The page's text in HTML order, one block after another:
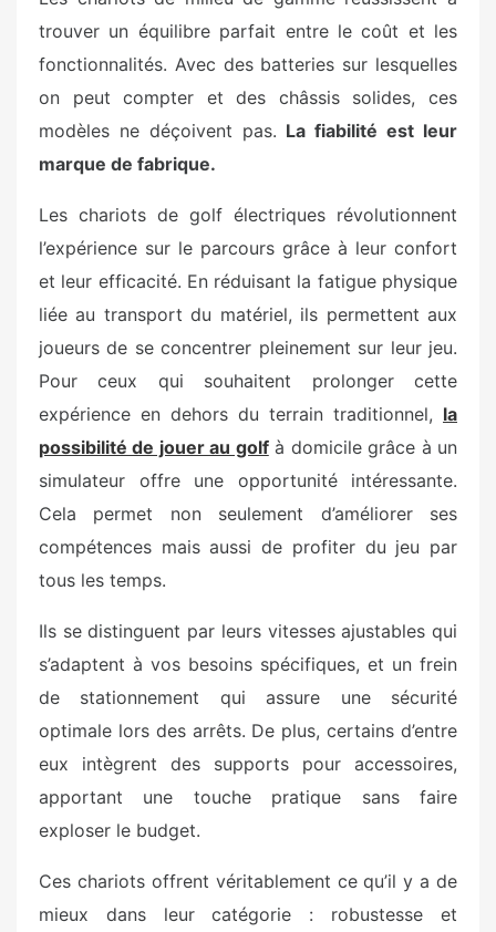
trouver un équilibre parfait entre le coût et les
fonctionnalités. Avec des batteries sur lesquelles
on peut compter et des châssis solides, ces
modèles ne déçoivent pas. La fiabilité est leur
marque de fabrique.
Les chariots de golf électriques révolutionnent
l’expérience sur le parcours grâce à leur confort
et leur efficacité. En réduisant la fatigue physique
liée au transport du matériel, ils permettent aux
joueurs de se concentrer pleinement sur leur jeu.
Pour ceux qui souhaitent prolonger cette
expérience en dehors du terrain traditionnel, la
possibilité de jouer au golfà domicile grâce à un
simulateur offre une opportunité intéressante.
Cela permet non seulement d’améliorer ses
compétences mais aussi de profiter du jeu par
tous les temps.
Ils se distinguent par leurs vitesses ajustables qui
s’adaptent à vos besoins spécifiques, et un frein
de stationnement qui assure une sécurité
optimale lors des arrêts. De plus, certains d’entre
eux intègrent des supports pour accessoires,
apportant une touche pratique sans faire
exploser le budget.
Ces chariots offrent véritablement ce qu’il y a de
mieux dans leur catégorie : robustesse et